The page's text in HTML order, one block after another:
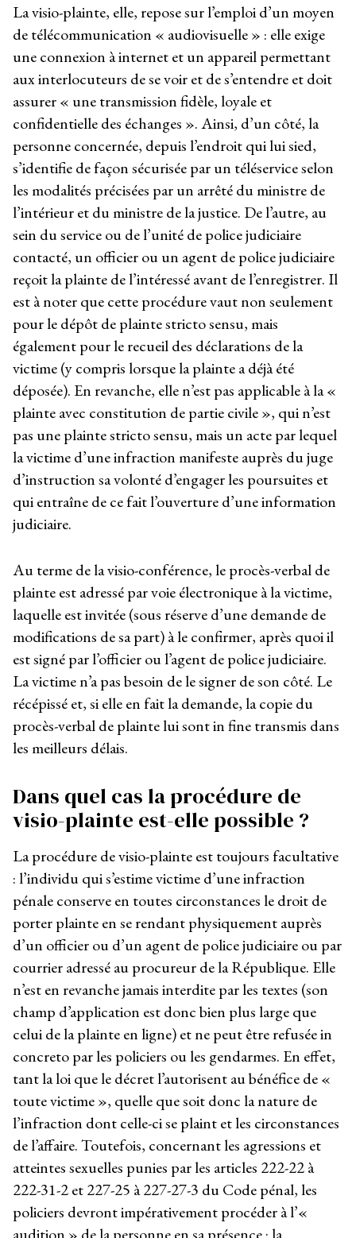
La visio-plainte, elle, repose sur l’emploi d’un moyen
de télécommunication « audiovisuelle » : elle exige
une connexion à internet et un appareil permettant
aux interlocuteurs de se voir et de s’entendre et doit
assurer « une transmission fidèle, loyale et
confidentielle des échanges ». Ainsi, d’un côté, la
personne concernée, depuis l’endroit qui lui sied,
s’identifie de façon sécurisée par un téléservice selon
les modalités précisées par un arrêté du ministre de
l’intérieur et du ministre de la justice. De l’autre, au
sein du service ou de l’unité de police judiciaire
contacté, un officier ou un agent de police judiciaire
reçoit la plainte de l’intéressé avant de l’enregistrer. Il
est à noter que cette procédure vaut non seulement
pour le dépôt de plainte stricto sensu, mais
également pour le recueil des déclarations de la
victime (y compris lorsque la plainte a déjà été
déposée). En revanche, elle n’est pas applicable à la «
plainte avec constitution de partie civile », qui n’est
pas une plainte stricto sensu, mais un acte par lequel
la victime d’une infraction manifeste auprès du juge
d’instruction sa volonté d’engager les poursuites et
qui entraîne de ce fait l’ouverture d’une information
judiciaire.
Au terme de la visio-conférence, le procès-verbal de
plainte est adressé par voie électronique à la victime,
laquelle est invitée (sous réserve d’une demande de
modifications de sa part) à le confirmer, après quoi il
est signé par l’officier ou l’agent de police judiciaire.
La victime n’a pas besoin de le signer de son côté. Le
récépissé et, si elle en fait la demande, la copie du
procès-verbal de plainte lui sont in fine transmis dans
les meilleurs délais.
Dans quel cas la procédure de
visio-plainte est-elle possible ?
La procédure de visio-plainte est toujours facultative
: l’individu qui s’estime victime d’une infraction
pénale conserve en toutes circonstances le droit de
porter plainte en se rendant physiquement auprès
d’un officier ou d’un agent de police judiciaire ou par
courrier adressé au procureur de la République. Elle
n’est en revanche jamais interdite par les textes (son
champ d’application est donc bien plus large que
celui de la plainte en ligne) et ne peut être refusée in
concreto par les policiers ou les gendarmes. En effet,
tant la loi que le décret l’autorisent au bénéfice de «
toute victime », quelle que soit donc la nature de
l’infraction dont celle-ci se plaint et les circonstances
de l’affaire. Toutefois, concernant les agressions et
atteintes sexuelles punies par les articles 222-22 à
222-31-2 et 227-25 à 227-27-3 du Code pénal, les
policiers devront impérativement procéder à l’«